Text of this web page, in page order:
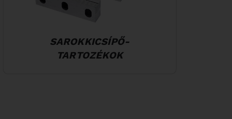
SAROKKICSÍPŐ-
TARTOZÉKOK